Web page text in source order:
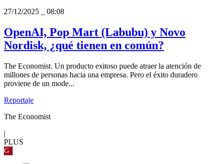
27/12/2025
08:08
OpenAI, Pop Mart (Labubu) y Novo
Nordisk, ¿qué tienen en común?
The Economist. Un producto exitoso puede atraer la atención de
millones de personas hacia una empresa. Pero el éxito duradero
proviene de un mode...
Reportaje
The Economist
|
PLUS
G